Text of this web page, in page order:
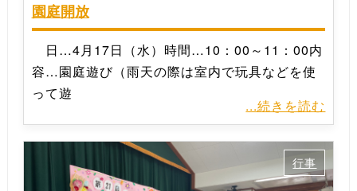
園庭開放
日…4月17日（水）時間…10：00～11：00内
容…園庭遊び（雨天の際は室内で玩具などを使
って遊
...続きを読む
行事